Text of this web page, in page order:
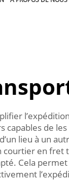
de
lieu à un
courtier en
Cela